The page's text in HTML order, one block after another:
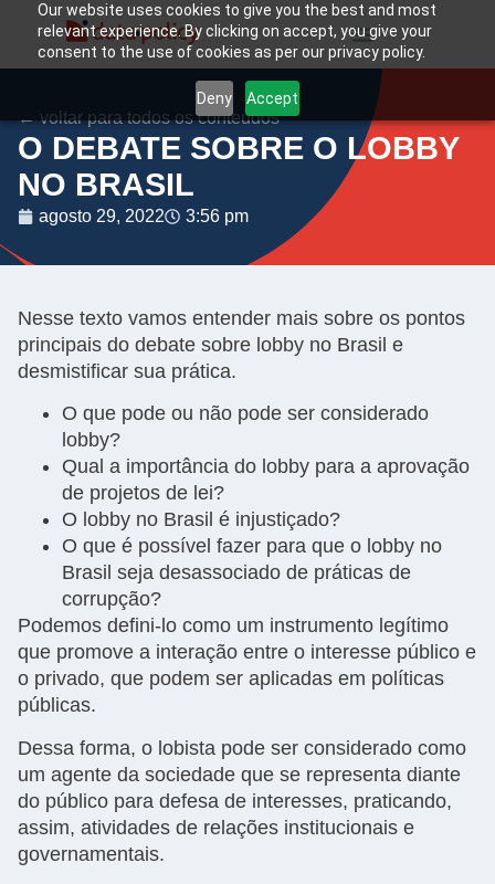
Our website uses cookies to give you the best and most
relevant experience. By clicking on accept, you give your
consent to the use of cookies as per our privacy policy.
Deny Accept
← voltar para todos os conteúdos
O DEBATE SOBRE O LOBBY
NO BRASIL
agosto 29, 2022 3:56 pm
Nesse texto vamos entender mais sobre os pontos
principais do debate sobre lobby no Brasil e
desmistificar sua prática.
O que pode ou não pode ser considerado
lobby?
Qual a importância do lobby para a aprovação
de projetos de lei?
O lobby no Brasil é injustiçado?
O que é possível fazer para que o lobby no
Brasil seja desassociado de práticas de
corrupção?
Podemos defini-lo como um instrumento legítimo
que promove a interação entre o interesse público e
o privado, que podem ser aplicadas em políticas
públicas.
Dessa forma, o lobista pode ser considerado como
um agente da sociedade que se representa diante
do público para defesa de interesses, praticando,
assim, atividades de relações institucionais e
governamentais.